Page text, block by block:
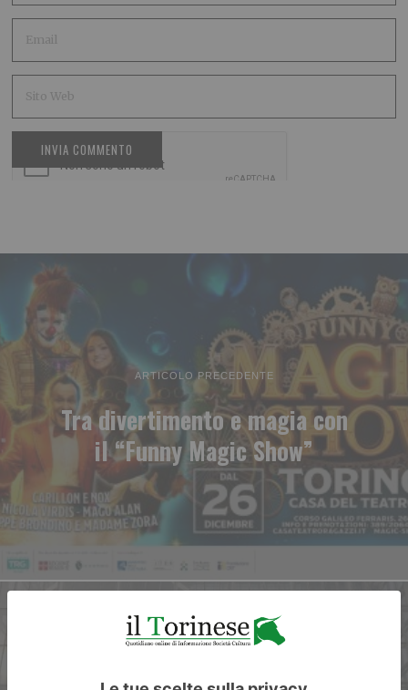
ARTICOLO PRECEDENTE
Tra divertimento e magia con
il “Funny Magic Show”